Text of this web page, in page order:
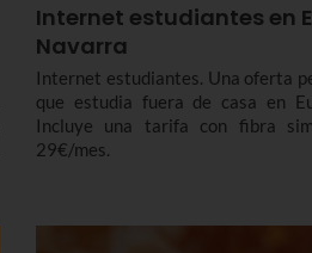
Internet estudiantes en
Navarra
Internet estudiantes. Una oferta
que estudia fuera de casa en
Incluye una tarifa con fibra
29€/mes.